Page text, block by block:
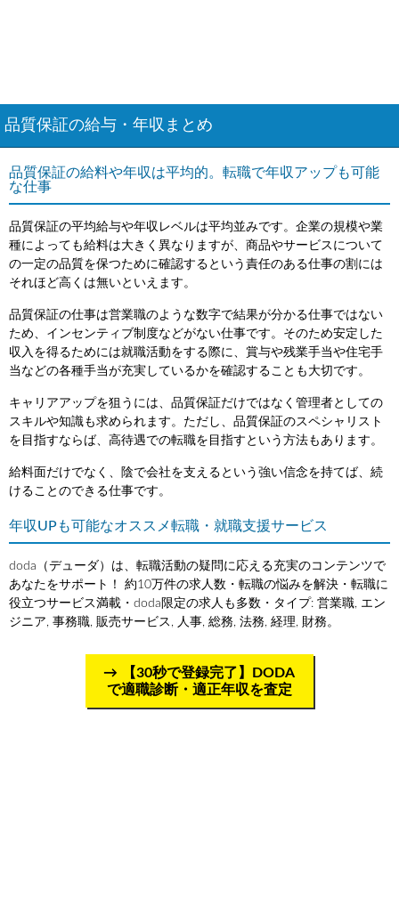
品質保証の給与・年収まとめ
品質保証の給料や年収は平均的。転職で年収アップも可能
な仕事
品質保証の平均給与や年収レベルは平均並みです。企業の規模や業
種によっても給料は大きく異なりますが、商品やサービスについて
の一定の品質を保つために確認するという責任のある仕事の割には
それほど高くは無いといえます。
品質保証の仕事は営業職のような数字で結果が分かる仕事ではない
ため、インセンティブ制度などがない仕事です。そのため安定した
収入を得るためには就職活動をする際に、賞与や残業手当や住宅手
当などの各種手当が充実しているかを確認することも大切です。
キャリアアップを狙うには、品質保証だけではなく管理者としての
スキルや知識も求められます。ただし、品質保証のスペシャリスト
を目指すならば、高待遇での転職を目指すという方法もあります。
給料面だけでなく、陰で会社を支えるという強い信念を持てば、続
けることのできる仕事です。
年収UPも可能なオススメ転職・就職支援サービス
doda（デューダ）は、転職活動の疑問に応える充実のコンテンツで
あなたをサポート！ 約10万件の求人数・転職の悩みを解決・転職に
役立つサービス満載・doda限定の求人も多数・タイプ: 営業職, エン
ジニア, 事務職, 販売サービス, 人事, 総務, 法務, 経理, 財務。
【30秒で登録完了】DODA
で適職診断・適正年収を査定